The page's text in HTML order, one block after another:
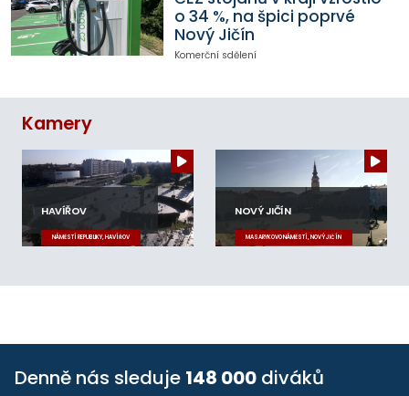
o 34 %, na špici poprvé
Nový Jičín
Komerční sdělení
Kamery
HAVÍŘOV
NÁMĚSTÍ REPUBLIKY, HAVÍŘOV
NOVÝ JIČÍN
MASARYKOVO NÁMĚSTÍ, NOVÝ JIČÍN
Denně nás sleduje 148 000 diváků